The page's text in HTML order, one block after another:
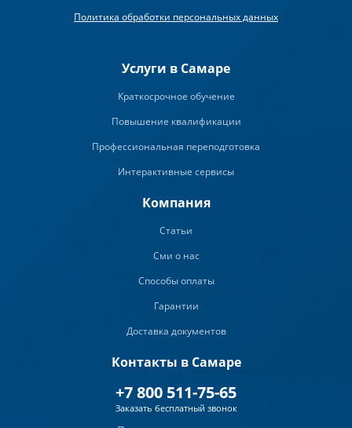
Политика обработки персональных данных
Услуги в Самаре
Краткосрочное обучение
Повышение квалификации
Профессиональная переподготовка
Интерактивные сервисы
Компания
Статьи
Сми о нас
Способы оплаты
Гарантии
Доставка документов
Контакты в Самаре
+7 800 511-75-65
Заказать бесплатный звонок